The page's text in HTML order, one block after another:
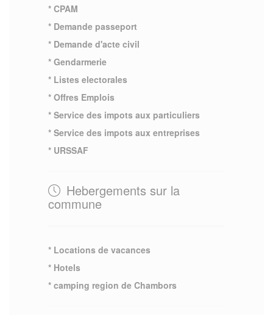
* CPAM
* Demande passeport
* Demande d'acte civil
* Gendarmerie
* Listes electorales
* Offres Emplois
* Service des impots aux particuliers
* Service des impots aux entreprises
* URSSAF
Hebergements sur la
commune
* Locations de vacances
* Hotels
* camping region de Chambors